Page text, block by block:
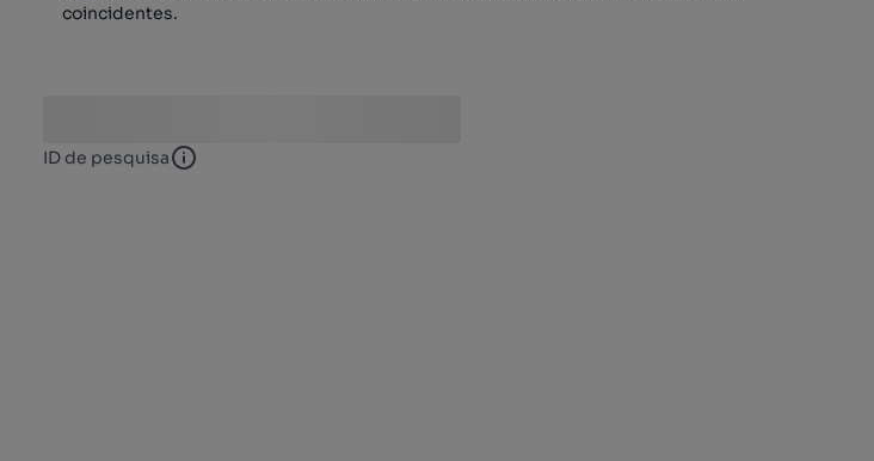
coincidentes.
ID de pesquisa ID de pesquisa